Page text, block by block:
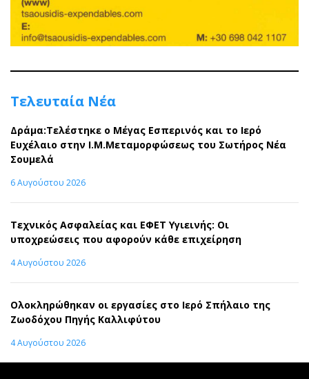
Τελευταία Νέα
Δράμα:Τελέστηκε ο Μέγας Εσπερινός και το Ιερό
Ευχέλαιο στην Ι.Μ.Μεταμορφώσεως του Σωτήρος Νέα
Σουμελά
6 Αυγούστου 2026
Τεχνικός Ασφαλείας και ΕΦΕΤ Υγιεινής: Οι
υποχρεώσεις που αφορούν κάθε επιχείρηση
4 Αυγούστου 2026
Ολοκληρώθηκαν οι εργασίες στο Ιερό Σπήλαιο της
Ζωοδόχου Πηγής Καλλιφύτου
4 Αυγούστου 2026